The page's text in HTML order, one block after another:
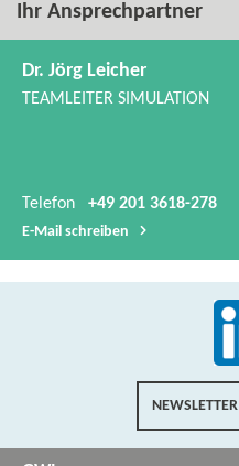
Ihr Ansprechpartner
Dr. Jörg Leicher
TEAMLEITER SIMULATION
Telefon +49 201 3618-278
E-​Mail schreiben